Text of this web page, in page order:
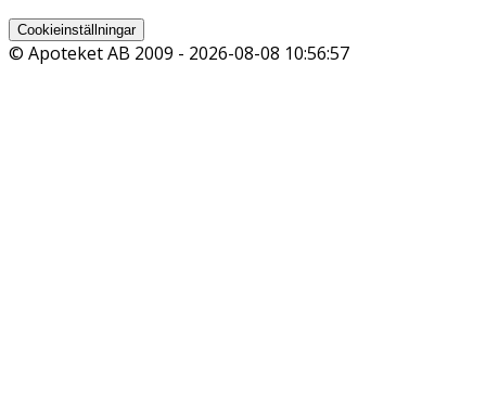
Cookieinställningar
© Apoteket AB 2009 - 2026-08-08 10:56:57